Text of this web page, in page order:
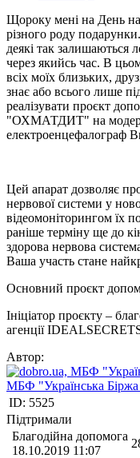
Щороку мені на День
різного роду
деякі так залишаються
через якийсь час. В
всіх моїх близьких,
знає або всього лише
реалізувати проєкт
"ОХМАТДИТ" на
електроенцефалограф
Цей апарат дозволяє
нервової системи у
відеомоніторингом їх
раніше терміну ще до
здорова нервова
Ваша участь стане
Основний проєкт
Ініціатор проєкту –
агенції
Автор:
МБФ "Українська Біржа
ID: 5525
Підтримали
Благодійна допомога
18.10.2019 11:07